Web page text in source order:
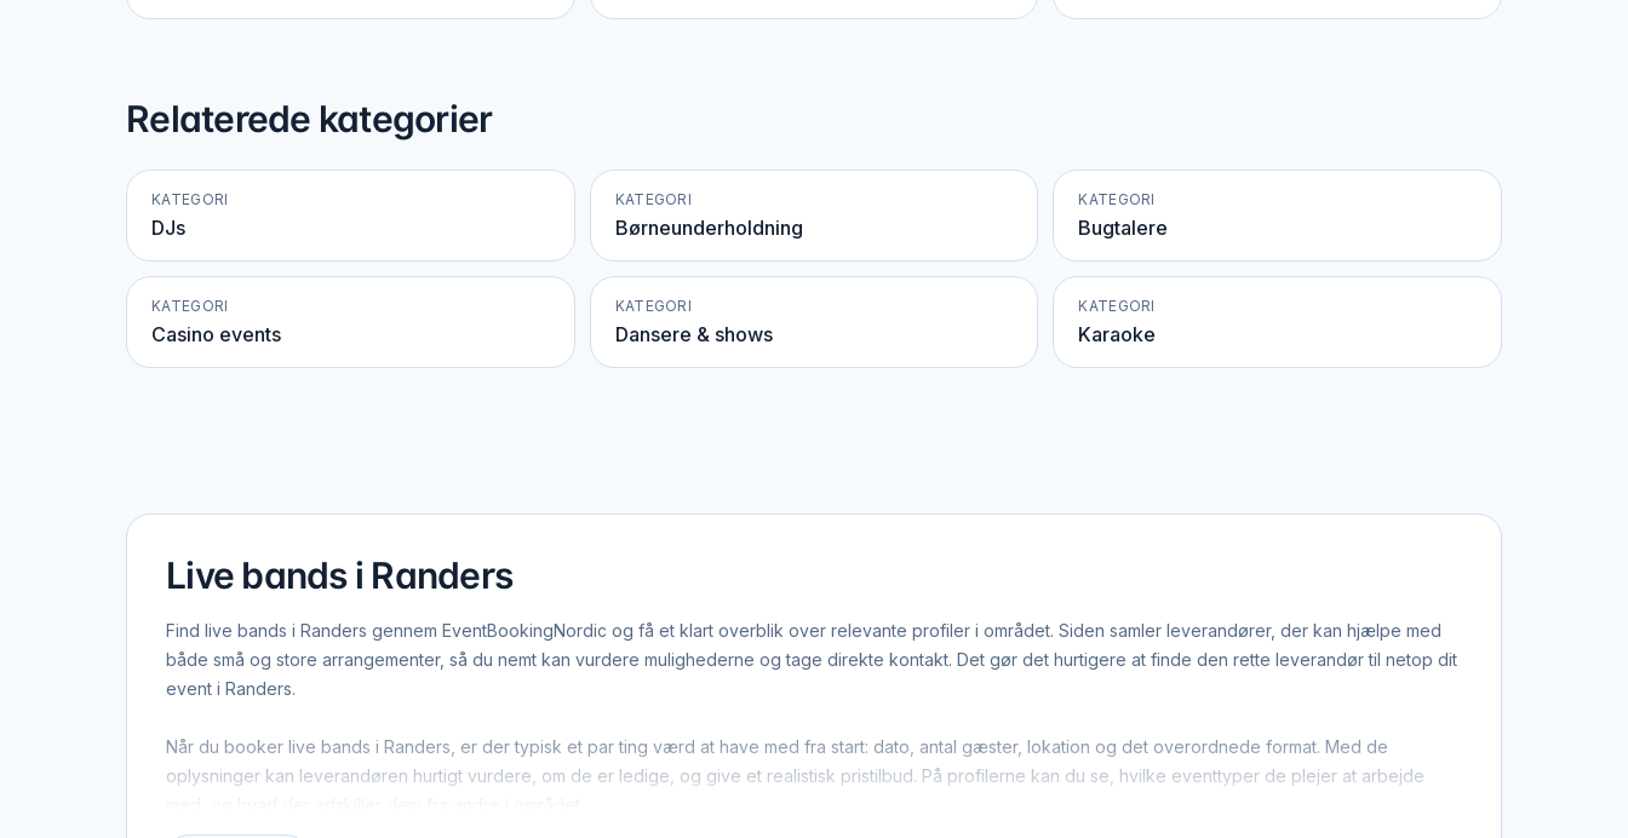
Relaterede kategorier
KATEGORI
DJs
KATEGORI
Børneunderholdning
KATEGORI
Bugtalere
KATEGORI
Casino events
KATEGORI
Dansere & shows
KATEGORI
Karaoke
Live bands i Randers
Find live bands i Randers gennem EventBookingNordic og få et klart overblik over relevante profiler i området. Siden samler leverandører, der kan hjælpe med
både små og store arrangementer, så du nemt kan vurdere mulighederne og tage direkte kontakt. Det gør det hurtigere at finde den rette leverandør til netop dit
event i Randers.
Når du booker live bands i Randers, er der typisk et par ting værd at have med fra start: dato, antal gæster, lokation og det overordnede format. Med de
oplysninger kan leverandøren hurtigt vurdere, om de er ledige, og give et realistisk pristilbud. På profilerne kan du se, hvilke eventtyper de plejer at arbejde